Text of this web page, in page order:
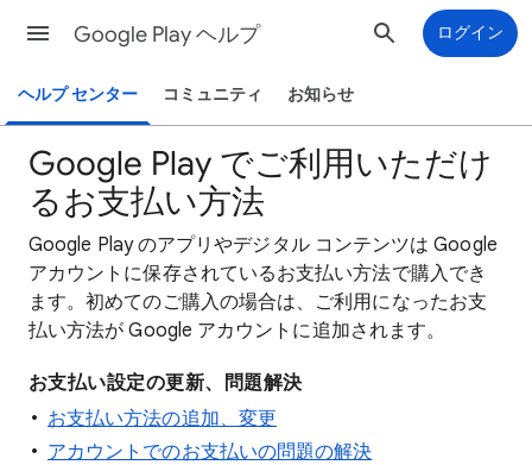
Google Play ヘルプ ログイン
ヘルプ センター コミュニティ お知らせ
Google Play でご利用いただけ
るお支払い方法
Google Play のアプリやデジタル コンテンツは Google
アカウントに保存されているお支払い方法で購入でき
ます。初めてのご購入の場合は、ご利用になったお支
払い方法が Google アカウントに追加されます。
お支払い設定の更新、問題解決
お支払い方法の追加、変更
アカウントでのお支払いの問題の解決